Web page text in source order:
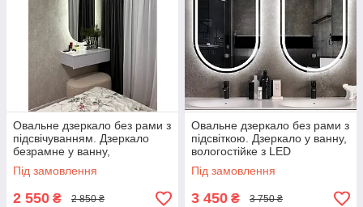
Овальне дзеркало без рами з
підсвічуванням. Дзеркало
безрамне у ванну,
вологостійке з фоновою
підсвіткою
Під замовлення
2 550 ₴ 2 850 ₴
Овальне дзеркало без рами з
підсвіткою. Дзеркало у ванну,
вологостійке з LED
фронтальною підсвіткою
Під замовлення
3 450 ₴ 3 750 ₴